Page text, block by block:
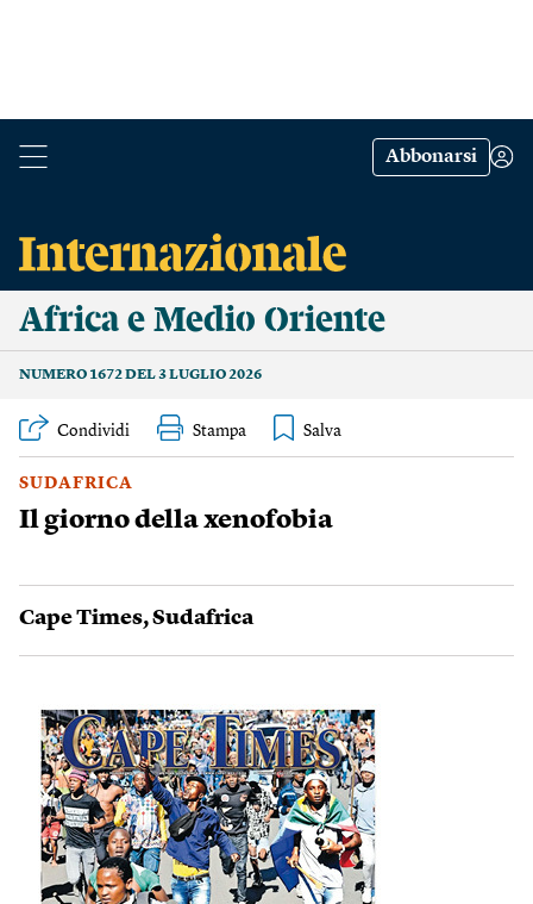
Abbonarsi
Africa e Medio Oriente
NUMERO 1672 DEL 3 LUGLIO 2026
Condividi Stampa
SUDAFRICA
Il giorno della xenofobia
Cape Times,Sudafrica